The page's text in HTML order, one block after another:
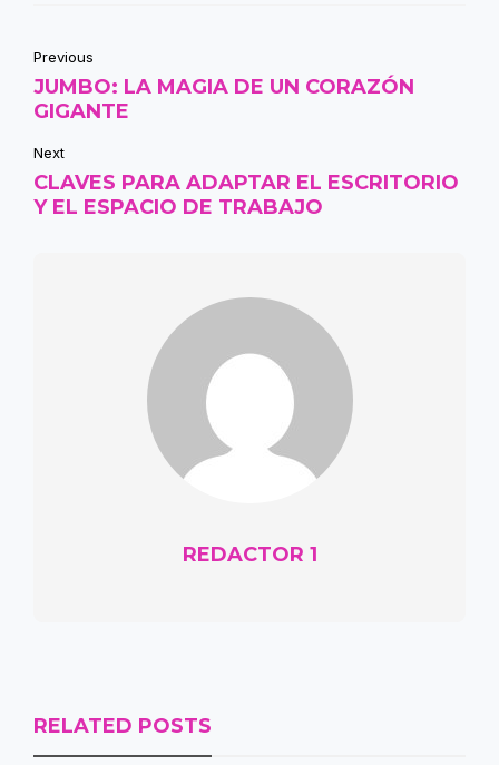
Previous
JUMBO: LA MAGIA DE UN CORAZÓN
GIGANTE
Next
CLAVES PARA ADAPTAR EL ESCRITORIO
Y EL ESPACIO DE TRABAJO
REDACTOR 1
RELATED POSTS